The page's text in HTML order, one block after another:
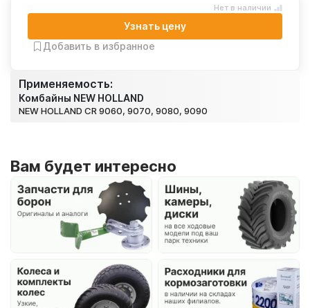
Применяемость:
Комбайны NEW HOLLAND
NEW HOLLAND CR 9060, 9070, 9080, 9090
Нет в наличии
Узнать цену
Добавить в избранное
Вам будет интересно